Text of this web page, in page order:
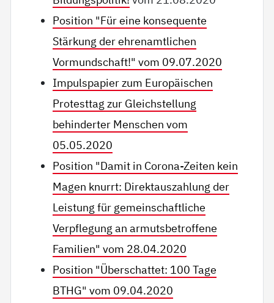
Position "Für eine konsequente
Stärkung der ehrenamtlichen
Vormundschaft!" vom 09.07.2020
Impulspapier zum Europäischen
Protesttag zur Gleichstellung
behinderter Menschen vom
05.05.2020
Position "Damit in Corona-Zeiten kein
Magen knurrt: Direktauszahlung der
Leistung für gemeinschaftliche
Verpflegung an armutsbetroffene
Familien" vom 28.04.2020
Position "Überschattet: 100 Tage
BTHG" vom 09.04.2020